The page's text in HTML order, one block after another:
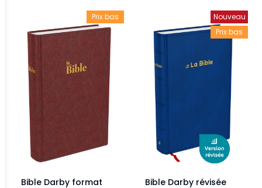
Prix bas
Bible Darby format
Nouveau
Prix bas
Bible Darby révisée